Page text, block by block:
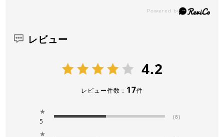
レビュー
4.2
レビュー件数： 17件
★
5
(8)
★